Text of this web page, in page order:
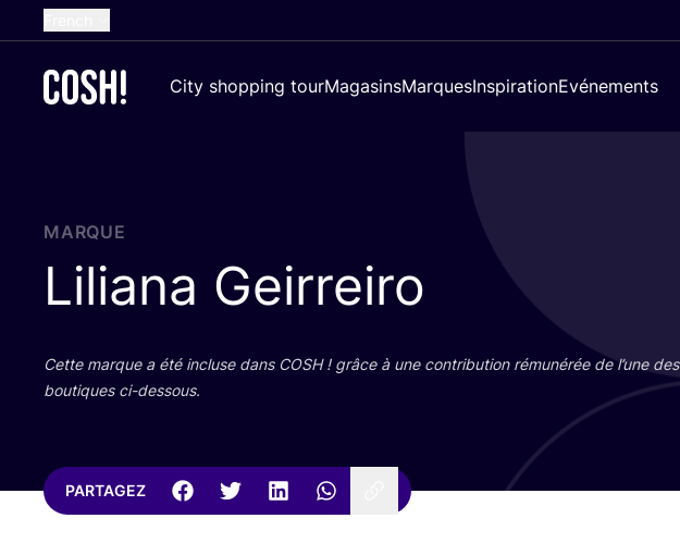
Dutch
Croatian
City shopping tourMagasinsMarquesInspirationEvénements
MARQUE
Liliana Geirreiro
Cette marque a été incluse dans COSH! grâce à une contri­bu­tion rému­né­rée de l’une des
bou­tiques ci-dessous.
PARTAGEZ